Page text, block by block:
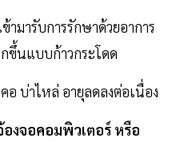
มารับการรักษาด้วยอาการ
ขึ้นแบบก้าวกระโดด
อ บ่าไหล่ อายุลดลงต่อเนื่อง
องจอคอมพิวเตอร์ หรือ